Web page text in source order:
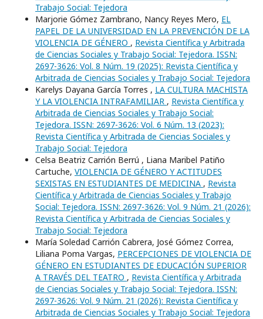
Trabajo Social: Tejedora
Marjorie Gómez Zambrano, Nancy Reyes Mero, EL
PAPEL DE LA UNIVERSIDAD EN LA PREVENCIÓN DE LA
VIOLENCIA DE GÉNERO , Revista Científica y Arbitrada
de Ciencias Sociales y Trabajo Social: Tejedora. ISSN:
2697-3626: Vol. 8 Núm. 19 (2025): Revista Científica y
Arbitrada de Ciencias Sociales y Trabajo Social: Tejedora
Karelys Dayana García Torres , LA CULTURA MACHISTA
Y LA VIOLENCIA INTRAFAMILIAR , Revista Científica y
Arbitrada de Ciencias Sociales y Trabajo Social:
Tejedora. ISSN: 2697-3626: Vol. 6 Núm. 13 (2023):
Revista Científica y Arbitrada de Ciencias Sociales y
Trabajo Social: Tejedora
Celsa Beatriz Carrión Berrú , Liana Maribel Patiño
Cartuche, VIOLENCIA DE GÉNERO Y ACTITUDES
SEXISTAS EN ESTUDIANTES DE MEDICINA , Revista
Científica y Arbitrada de Ciencias Sociales y Trabajo
Social: Tejedora. ISSN: 2697-3626: Vol. 9 Núm. 21 (2026):
Revista Científica y Arbitrada de Ciencias Sociales y
Trabajo Social: Tejedora
María Soledad Carrión Cabrera, José Gómez Correa,
Liliana Poma Vargas, PERCEPCIONES DE VIOLENCIA DE
GÉNERO EN ESTUDIANTES DE EDUCACIÓN SUPERIOR
A TRAVÉS DEL TEATRO , Revista Científica y Arbitrada
de Ciencias Sociales y Trabajo Social: Tejedora. ISSN:
2697-3626: Vol. 9 Núm. 21 (2026): Revista Científica y
Arbitrada de Ciencias Sociales y Trabajo Social: Tejedora